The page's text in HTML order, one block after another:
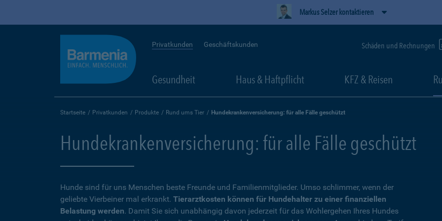
Markus Selzer kontaktieren
Privatkunden Geschäftskunden Schäden und Rechnungen
Gesundheit Haus & Haftpflicht KFZ & Reisen
Startseite Privatkunden Produkte Rund ums Tier Hundekrankenversicherung: für alle Fälle geschützt
Hundekrankenversicherung: für alle Fälle geschützt
Hunde sind für uns Menschen beste Freunde und Familienmitglieder. Umso schlimmer, wenn der
geliebte Vierbeiner mal erkrankt. Tierarztkosten können für Hundehalter zu einer finanziellen
Belastung werden. Damit Sie sich unabhängig davon jederzeit für das Wohlergehen Ihres Hundes